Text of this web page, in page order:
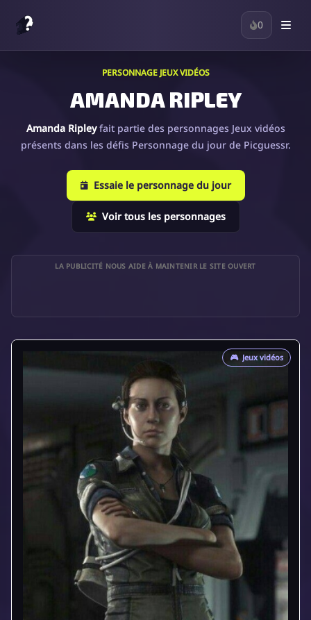
0
PERSONNAGE JEUX VIDÉOS
AMANDA RIPLEY
Amanda Ripleyfait partie des personnages Jeux vidéos
présents dans les défis Personnage du jour de Picguessr.
Essaie le personnage du jour
Voir tous les personnages
LA PUBLICITÉ NOUS AIDE À MAINTENIR LE SITE OUVERT
🎮 Jeux vidéos